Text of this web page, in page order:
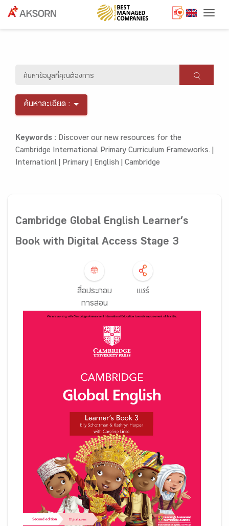
ค้นหาละเอียด :
Keywords : Discover our new resources for the
Cambridge International Primary Curriculum Frameworks. |
Internationl | Primary | English | Cambridge
Cambridge Global English Learner’s
Book with Digital Access Stage 3
สื่อประกอบ
การสอน
แชร์